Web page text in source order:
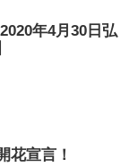
年4月30日弘
花宣言！